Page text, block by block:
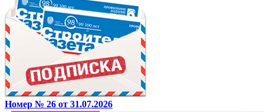
Номер № 26 от 31.07.2026